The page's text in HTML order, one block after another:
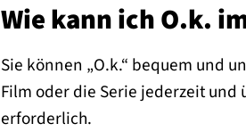
Wie kann ich O.k.
Sie können „O.k.“ bequem und
Film oder die Serie jederzeit
erforderlich.